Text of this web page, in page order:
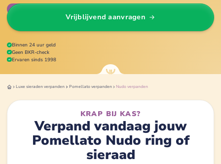
Wijzig
Vrijblijvend aanvragen
Binnen 24 uur geld
Geen BKR-check
Ervaren sinds 1998
Luxe sieraden verpanden Pomellatoverpanden Nudo verpanden
KRAP BIJ KAS?
Verpand vandaag jouw
Pomellato Nudo ring of
sieraad